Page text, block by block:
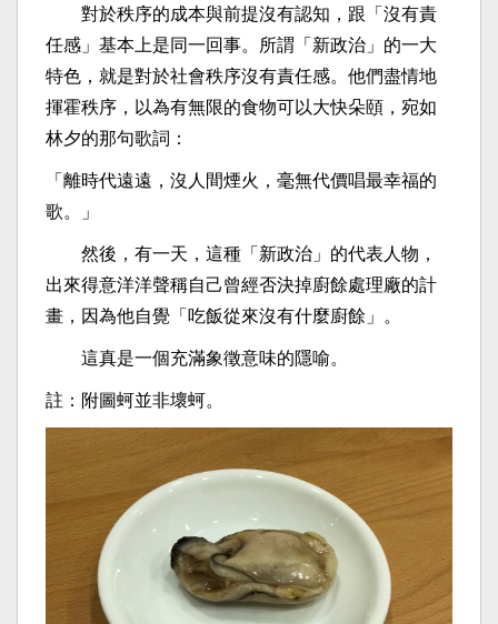
對於秩序的成本與前提沒有認知，跟「沒有責
任感」基本上是同一回事。所謂「新政治」的一大
特色，就是對於社會秩序沒有責任感。他們盡情地
揮霍秩序，以為有無限的食物可以大快朵頤，宛如
林夕的那句歌詞：
「離時代遠遠，沒人間煙火，毫無代價唱最幸福的
歌。」
然後，有一天，這種「新政治」的代表人物，
出來得意洋洋聲稱自己曾經否決掉廚餘處理廠的計
畫，因為他自覺「吃飯從來沒有什麼廚餘」。
這真是一個充滿象徵意味的隱喻。
註：附圖蚵並非壞蚵。